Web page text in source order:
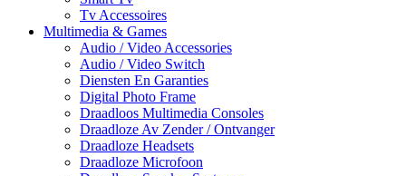
Tv Accessoires
Multimedia & Games
Audio / Video Accessories
Audio / Video Switch
Diensten En Garanties
Digital Photo Frame
Draadloos Multimedia Consoles
Draadloze Av Zender / Ontvanger
Draadloze Headsets
Draadloze Microfoon